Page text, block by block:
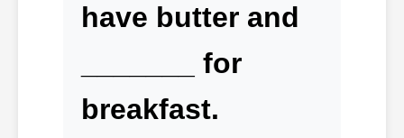
have butter and
_______ for
breakfast.